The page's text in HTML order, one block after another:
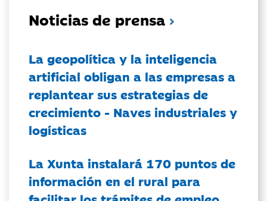
Noticias de prensa
La geopolítica y la inteligencia
artificial obligan a las empresas a
replantear sus estrategias de
crecimiento - Naves industriales y
logísticas
La Xunta instalará 170 puntos de
información en el rural para